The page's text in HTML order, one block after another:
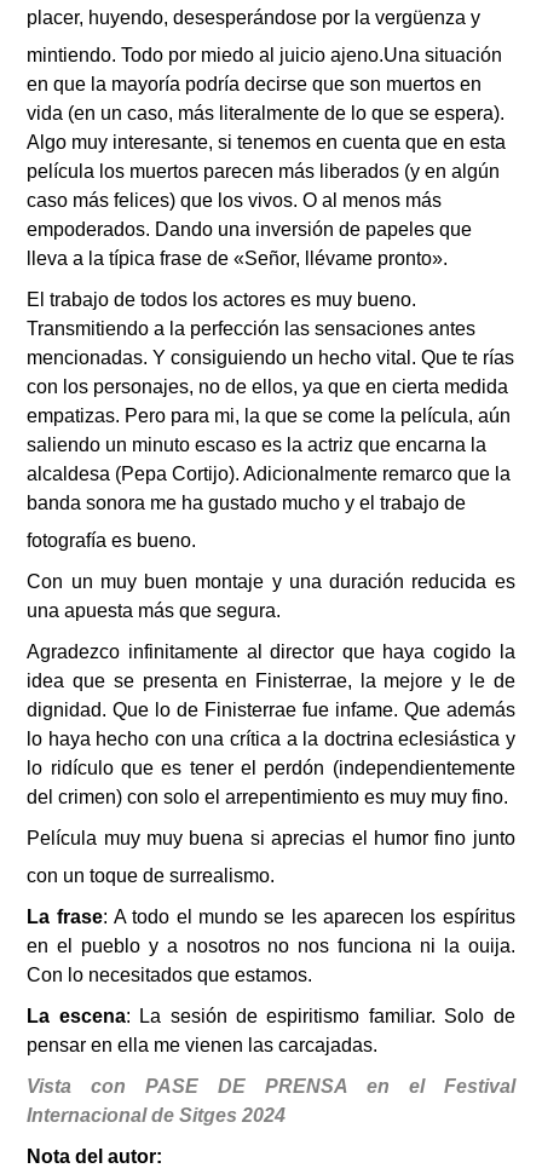
placer, huyendo, desesperándose por la vergüenza y
mintiendo. Todo por miedo al juicio ajeno.Una situación
en que la mayoría podría decirse que son muertos en
vida (en un caso, más literalmente de lo que se espera).
Algo muy interesante, si tenemos en cuenta que en esta
película los muertos parecen más liberados (y en algún
caso más felices) que los vivos. O al menos más
empoderados. Dando una inversión de papeles que
lleva a la típica frase de «Señor, llévame pronto».
El trabajo de todos los actores es muy bueno.
Transmitiendo a la perfección las sensaciones antes
mencionadas. Y consiguiendo un hecho vital. Que te rías
con los personajes, no de ellos, ya que en cierta medida
empatizas. Pero para mi, la que se come la película, aún
saliendo un minuto escaso es la actriz que encarna la
alcaldesa (Pepa Cortijo). Adicionalmente remarco que la
banda sonora me ha gustado mucho y el trabajo de
fotografía es bueno.
Con un muy buen montaje y una duración reducida es
una apuesta más que segura.
Agradezco infinitamente al director que haya cogido la
idea que se presenta en Finisterrae, la mejore y le de
dignidad. Que lo de Finisterrae fue infame. Que además
lo haya hecho con una crítica a la doctrina eclesiástica y
lo ridículo que es tener el perdón (independientemente
del crimen) con solo el arrepentimiento es muy muy fino.
Película muy muy buena si aprecias el humor fino junto
con un toque de surrealismo.
La frase:A todo el mundo se les aparecen los espíritus
en el pueblo y a nosotros no nos funciona ni la ouija.
Con lo necesitados que estamos.
La escena: La sesión de espiritismo familiar. Solo de
pensar en ella me vienen las carcajadas.
Vista con PASE DE PRENSA en el Festival
Internacional de Sitges 2024
Nota del autor: